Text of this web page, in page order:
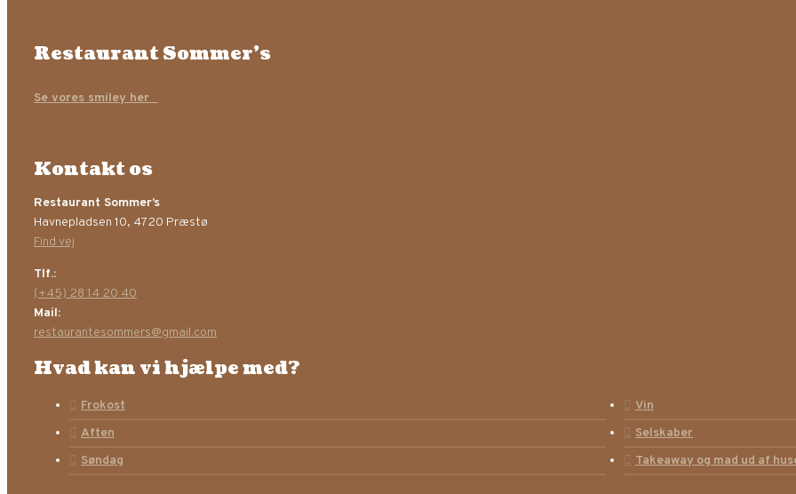
Restaurant Sommer’s
Se vores smiley her
Kontakt os
Restaurant Sommer’s
Havnepladsen 10, 4720 Præstø
Find vej
Tlf.:
(+45) 28 14 20 40
Mail:
restaurantesommers@gmail.com
Hvad kan vi hjælpe med?
Frokost
Aften
Søndag
Vin
Selskaber
Takeaway og mad ud af